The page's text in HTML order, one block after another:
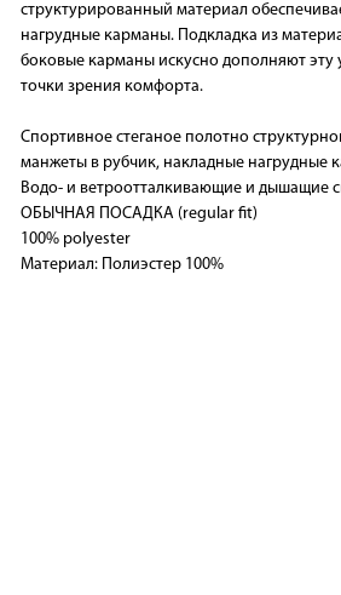
структурированный материал
нагрудные карманы. Подкладка из
боковые карманы искусно дополняют эту
точки зрения комфорта.
Спортивное стеганое полотно
манжеты в рубчик, накладные нагрудные
Водо- и ветроотталкивающие и дышащие
ОБЫЧНАЯ ПОСАДКА (regular fit)
100% polyester
Материал: Полиэстер 100%